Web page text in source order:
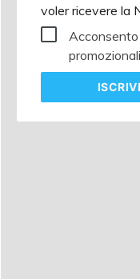
voler ricevere la